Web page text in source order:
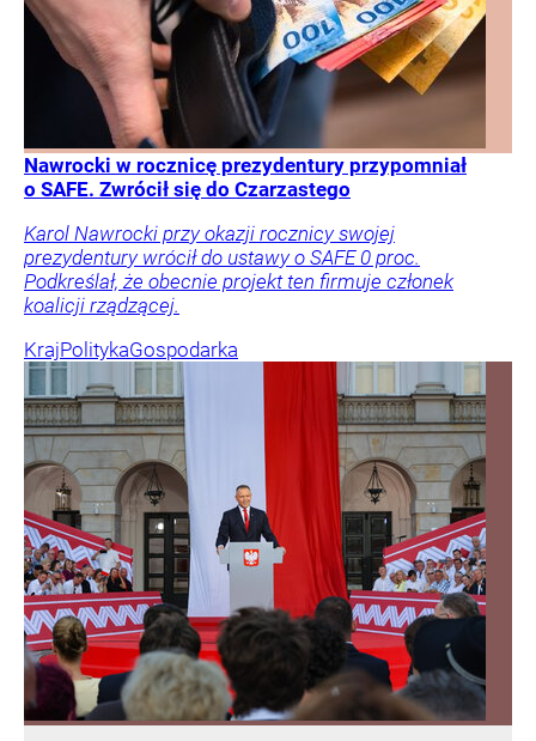
Nawrocki w rocznicę prezydentury przypomniał
o SAFE. Zwrócił się do Czarzastego
Karol Nawrocki przy okazji rocznicy swojej
prezydentury wrócił do ustawy o SAFE 0 proc.
Podkreślał, że obecnie projekt ten firmuje członek
koalicji rządzącej.
KrajPolitykaGospodarka